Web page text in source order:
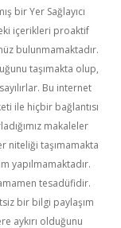
bir Yer Sağlayıcı
içerikleri proaktif
bulunmamaktadır.
taşımakta olup,
Bu internet
ile hiçbir bağlantısı
makaleler
niteliği taşımamakta
yapılmamaktadır.
tesadüfidir.
bir bilgi paylaşım
aykırı olduğunu